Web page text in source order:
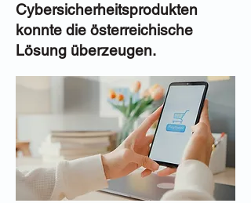
Cybersicherheitsprodukten
konnte die österreichische
Lösung überzeugen.